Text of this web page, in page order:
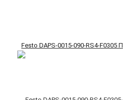
Festo DAPS-0015-090-RS4-